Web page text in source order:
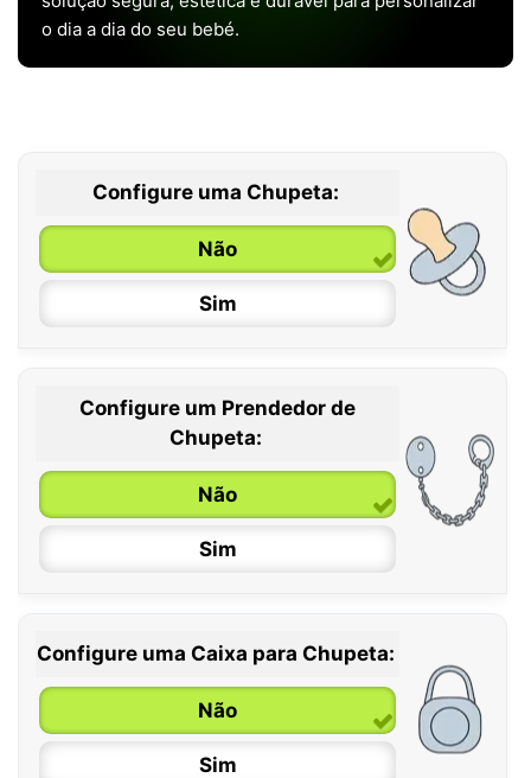
o dia a dia do seu bebé.
Configure uma Chupeta:
Não
Sim
0 / 6 meses
6 / 36 meses
Configure um Prendedor de
Chupeta:
Não
Sim
Configure uma Caixa para Chupeta:
Não
Sim